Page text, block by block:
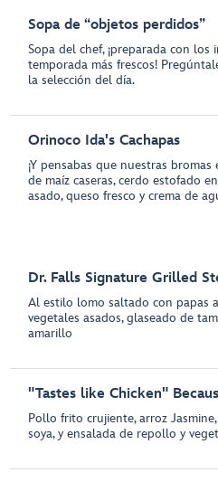
Sopa de “objetos perdidos”
Sopa del chef, ¡preparada con los
temporada más frescos!
la selección del día.
Orinoco Ida's Cachapas
¡Y pensabas que nuestras bromas
de maíz caseras, cerdo estofado
asado, queso fresco y crema de
Dr. Falls Signature Grilled
Al estilo lomo saltado con papas
vegetales asados, glaseado de
amarillo
"Tastes like Chicken"
Pollo frito crujiente, arroz
soya, y ensalada de repollo y